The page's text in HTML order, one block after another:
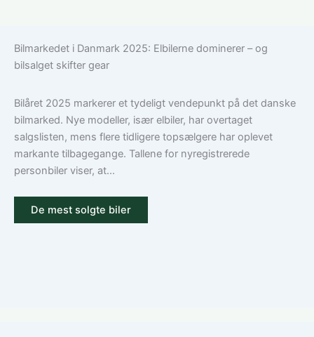
den
bilforsikring
Guide
til
ansvar,
kasko
Bilmarkedet i Danmark 2025: Elbilerne dominerer – og
bilsalget skifter gear
Bilåret 2025 markerer et tydeligt vendepunkt på det danske
bilmarked. Nye modeller, især elbiler, har overtaget
salgslisten, mens flere tidligere topsælgere har oplevet
markante tilbagegange. Tallene for nyregistrerede
personbiler viser, at...
De mest solgte biler